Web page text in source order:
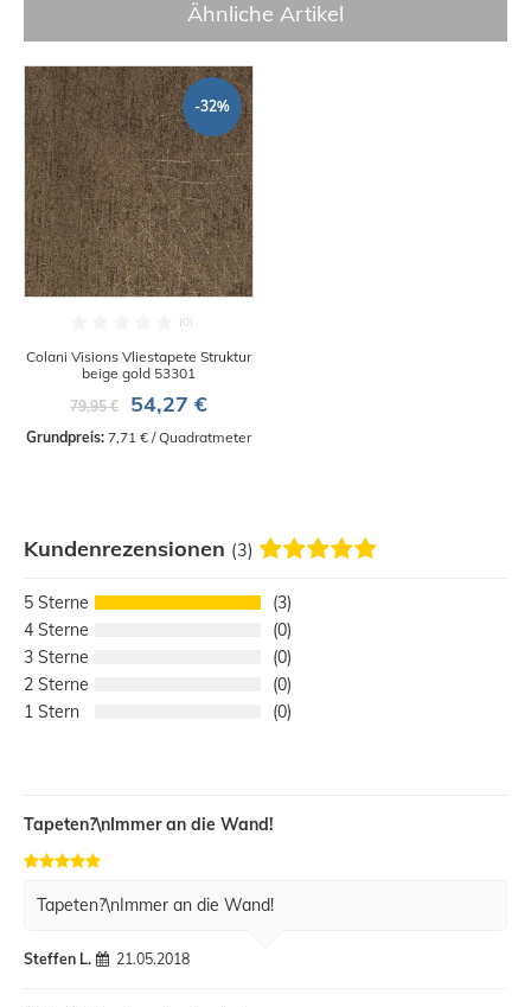
Ähnliche Artikel
-32%
Colani Visions Vliestapete Struktur
beige gold 53301
79,95 €
54,27 €
Grundpreis: 7,71 € / Quadratmeter
Kundenrezensionen (3)
5
3
4
0
3
0
2
0
1
0
Tapeten?\nImmer an die Wand!
Tapeten?\nImmer an die Wand!
Steffen L. 21.05.2018